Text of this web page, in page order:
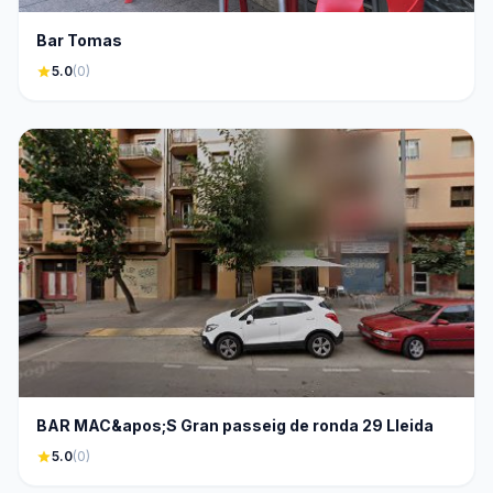
Bar Tomas
star5.0(0)
BAR MAC&apos;S Gran passeig de ronda 29 Lleida
star5.0(0)